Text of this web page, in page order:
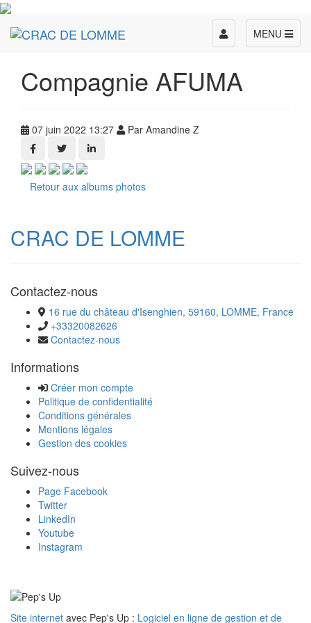
MENU
Toggle
navigation
Compagnie AFUMA
07 juin 2022 13:27 Par Amandine Z
Retour aux albums photos
CRAC DE LOMME
Contactez-nous
16 rue du château d'Isenghien, 59160, LOMME, France
+33320082626
Contactez-nous
Informations
Créer mon compte
Politique de confidentialité
Conditions générales
Mentions légales
Gestion des cookies
Suivez-nous
Page Facebook
Twitter
LinkedIn
Youtube
Instagram
Site internet avec Pep's Up : Logiciel en ligne de gestion et de